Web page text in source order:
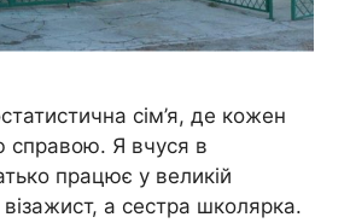
сім’я, де кожен
справою. Я вчуся в
працює у великій
а сестра школярка.